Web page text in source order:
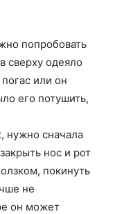
попробовать
сверху одеяло
или он
его потушить,
нужно сначала
нос и рот
покинуть
не
он может